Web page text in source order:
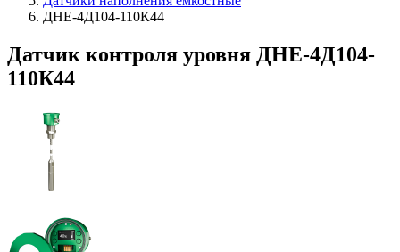
ДНЕ-4Д104-110К44
Датчик контроля уровня ДНЕ-4Д104-
110К44